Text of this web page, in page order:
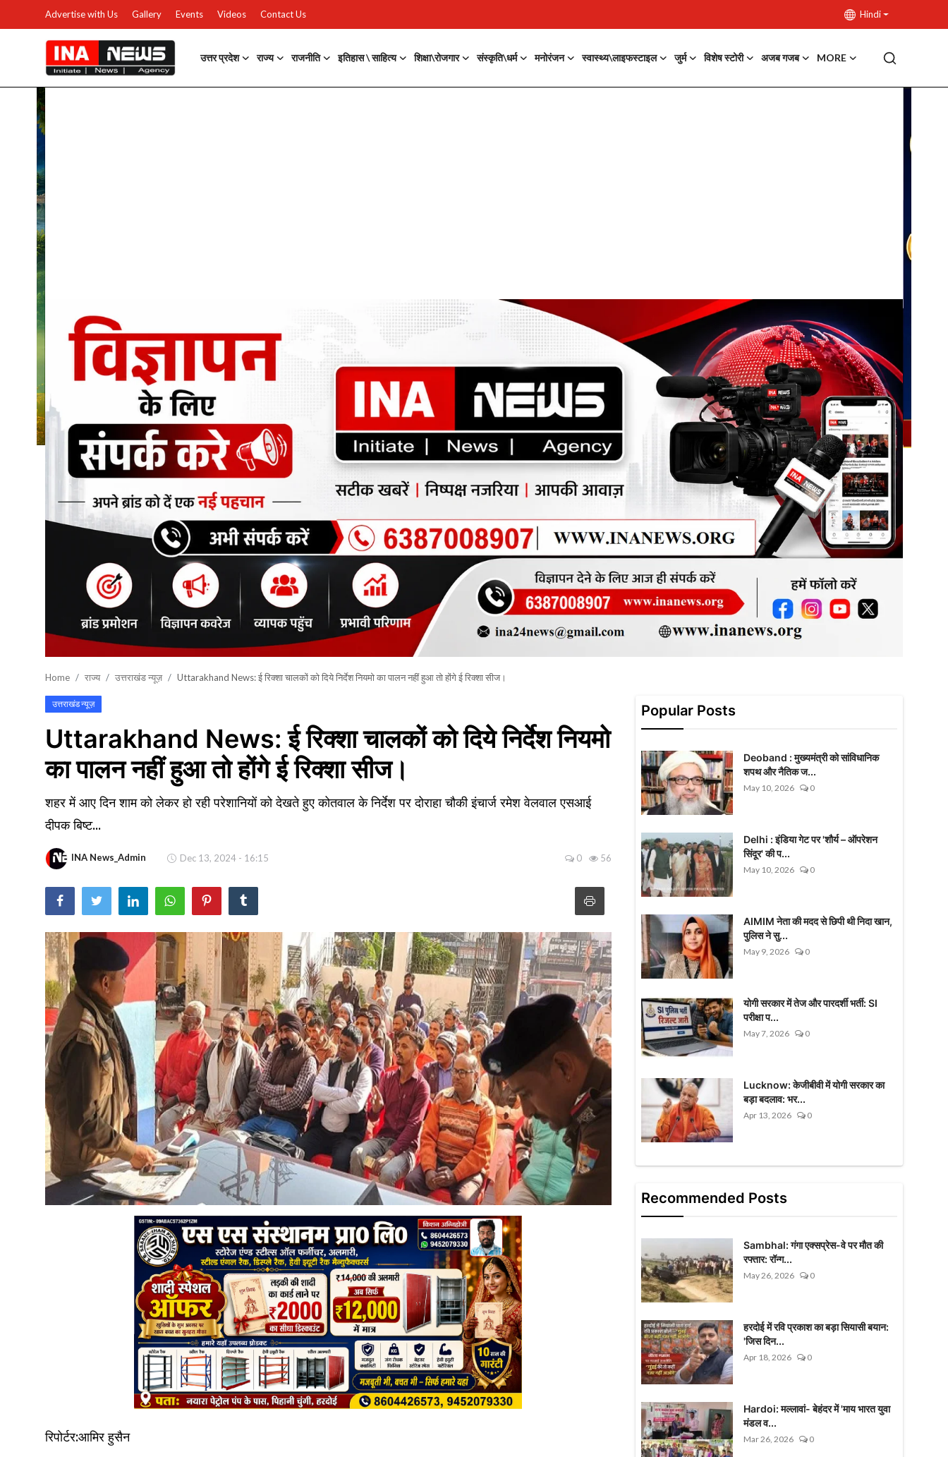
Advertise with Us Gallery Events Videos Contact Us Hindi
उत्तर प्रदेश राज्य राजनीति इतिहास \ साहित्य शिक्षा\रोजगार संस्कृति\धर्म मनोरंजन स्वास्थ्य\लाइफस्टाइल जुर्म विशेष स्टोरी अजब गजब MORE
उत्तर प्रदेश
Advertise with Us
Events
Gallery
राजनीति
Contacts
इतिहास \ साहित्य
शिक्षा\रोजगार
मनोरंजन
स्वास्थ्य\लाइफस्टाइल
अजब गजब
टेक्नोलॉजी / बिजनेस
वायरल न्यूज़
Home राज्य उत्तराखंड न्यूज़ Uttarakhand News: ई रिक्शा चालकों को दिये निर्देश नियमो का पालन नहीं हुआ तो होंगे ई रिक्शा सीज।
उत्तराखंड न्यूज़
Uttarakhand News: ई रिक्शा चालकों को दिये निर्देश नियमो
का पालन नहीं हुआ तो होंगे ई रिक्शा सीज।
शहर में आए दिन शाम को लेकर हो रही परेशानियों को देखते हुए कोतवाल के निर्देश पर दोराहा चौकी इंचार्ज रमेश वेलवाल एसआई
दीपक बिष्ट...
INA News_Admin Dec 13, 2024 - 16:15 0 56
रिपोर्टर:आमिर हुसैन
Popular Posts
Deoband : मुख्यमंत्री को सांविधानिक
शपथ और नैतिक ज...
May 10, 2026 0
Delhi : इंडिया गेट पर 'शौर्य – ऑपरेशन
सिंदूर' की प...
May 10, 2026 0
AIMIM नेता की मदद से छिपी थी निदा खान,
पुलिस ने सु...
May 9, 2026 0
योगी सरकार में तेज और पारदर्शी भर्ती: SI
परीक्षा प...
May 7, 2026 0
Lucknow: केजीबीवी में योगी सरकार का
बड़ा बदलाव: भर...
Apr 13, 2026 0
Recommended Posts
Sambhal: गंगा एक्सप्रेस-वे पर मौत की
रफ्तार: रॉन्ग...
May 26, 2026 0
हरदोई में रवि प्रकाश का बड़ा सियासी बयान:
'जिस दिन...
Apr 18, 2026 0
Hardoi: मल्लावां- बेहंदर में 'माय भारत युवा
मंडल व...
Mar 26, 2026 0